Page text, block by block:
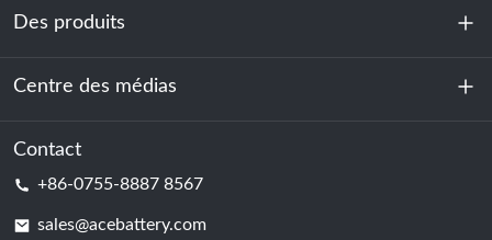
À propos de nous
Durabilité
Des produits
Stockage d'énergie
Centre de données et salle des serveurs
Centre des médias
Nouvelles
Contact
+86-0755-8887 8567
sales@acebattery.com